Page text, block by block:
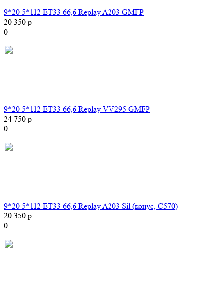
9*20 5*112 ET33 66,6 Replay A203 GMFP
20 350 р
0
9*20 5*112 ET33 66,6 Replay VV295 GMFP
24 750 р
0
9*20 5*112 ET33 66,6 Replay A203 Sil (конус, C570)
20 350 р
0